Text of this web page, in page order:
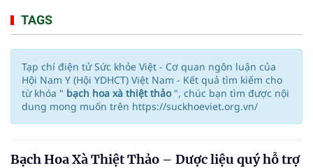
TAGS
Tạp chí điện tử Sức khỏe Việt - Cơ quan ngôn luận của
Hội Nam Y (Hội YDHCT) Việt Nam - Kết quả tìm kiếm cho
từ khóa " bạch hoa xà thiệt thảo ", chúc bạn tìm được nội
dung mong muốn trên https://suckhoeviet.org.vn/
Bạch Hoa Xà Thiệt Thảo – Dược liệu quý hỗ trợ